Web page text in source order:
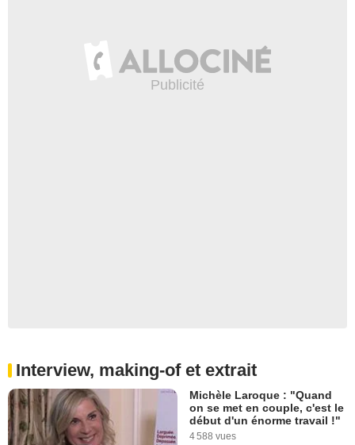
Interview, making-of et extrait
Michèle Laroque : "Quand
on se met en couple, c'est le
début d'un énorme travail !"
4 588 vues